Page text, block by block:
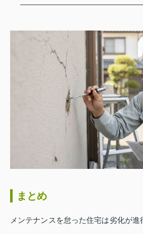
まとめ
メンテナンスを怠った住宅は劣化が